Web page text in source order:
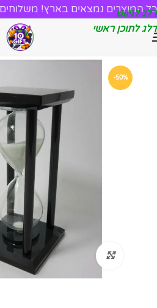
דלג לניווט
דלג לתוכן ראשי
כל המוצרים נמצאים בארץ!
-50%
לחץ להגדלה